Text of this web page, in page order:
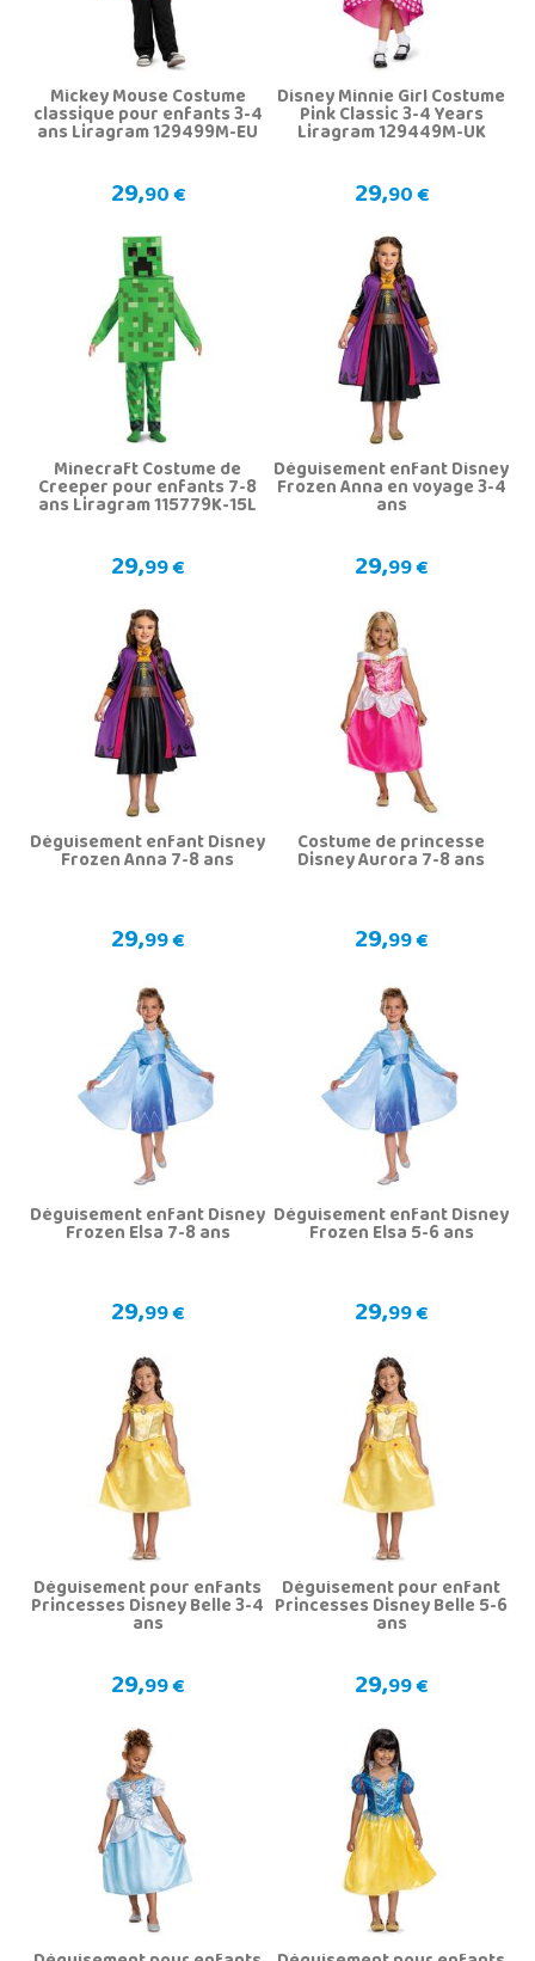
Mickey Mouse Costume
classique pour enfants 3-4
ans Liragram 129499M-EU
29,90 €
Disney Minnie Girl Costume
Pink Classic 3-4 Years
Liragram 129449M-UK
29,90 €
Minecraft Costume de
Creeper pour enfants 7-8
ans Liragram 115779K-15L
29,99 €
Déguisement enfant Disney
Frozen Anna en voyage 3-4
ans
29,99 €
Déguisement enfant Disney
Frozen Anna 7-8 ans
29,99 €
Costume de princesse
Disney Aurora 7-8 ans
29,99 €
Déguisement enfant Disney
Frozen Elsa 7-8 ans
29,99 €
Déguisement enfant Disney
Frozen Elsa 5-6 ans
29,99 €
Déguisement pour enfants
Princesses Disney Belle 3-4
ans
29,99 €
Déguisement pour enfant
Princesses Disney Belle 5-6
ans
29,99 €